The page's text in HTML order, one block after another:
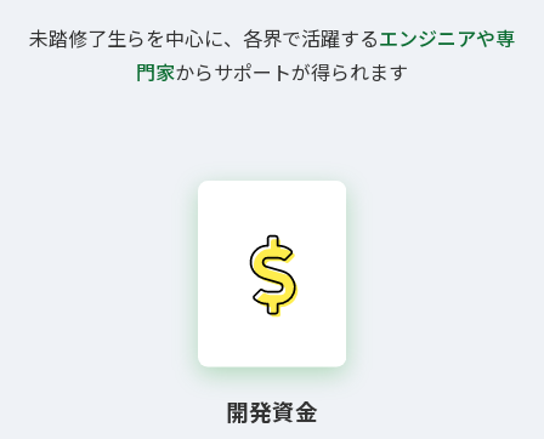
未踏修了生らを中心に、各界で活躍するエンジニアや専
門家からサポートが得られます
開発資金